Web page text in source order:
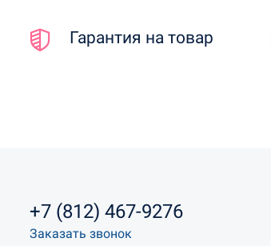
Гарантия на товар
+7 (812) 467-9276
Заказать звонок